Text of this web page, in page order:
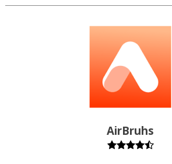
AirBruhs